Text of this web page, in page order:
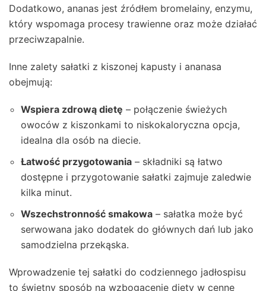
Dodatkowo, ananas jest źródłem bromelainy, enzymu,
który wspomaga procesy trawienne oraz może działać
przeciwzapalnie.
Inne zalety sałatki z kiszonej kapusty i ananasa
obejmują:
Wspiera zdrową dietę – połączenie świeżych
owoców z kiszonkami to niskokaloryczna opcja,
idealna dla osób na diecie.
Łatwość przygotowania – składniki są łatwo
dostępne i przygotowanie sałatki zajmuje zaledwie
kilka minut.
Wszechstronność smakowa – sałatka może być
serwowana jako dodatek do głównych dań lub jako
samodzielna przekąska.
Wprowadzenie tej sałatki do codziennego jadłospisu
to świetny sposób na wzbogacenie diety w cenne